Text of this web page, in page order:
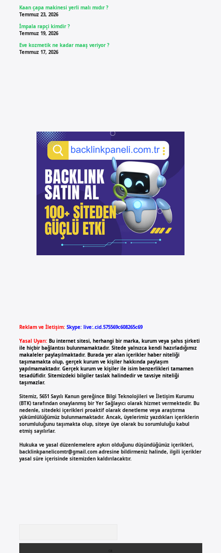
Kaan çapa makinesi yerli malı mıdır ?
Temmuz 23, 2026
İmpala rapçi kimdir ?
Temmuz 19, 2026
Eve kozmetik ne kadar maaş veriyor ?
Temmuz 17, 2026
Reklam ve İletişim: Skype: live:.cid.575569c608265c69
Yasal Uyarı: Bu internet sitesi, herhangi bir marka, kurum veya şahıs şirketi
ile hiçbir bağlantısı bulunmamaktadır. Sitede yalnızca kendi hazırladığımız
makaleler paylaşılmaktadır. Burada yer alan içerikler haber niteliği
taşımamakta olup, gerçek kurum ve kişiler hakkında paylaşım
yapılmamaktadır. Gerçek kurum ve kişiler ile isim benzerlikleri tamamen
tesadüfidir. Sitemizdeki bilgiler taslak halindedir ve tavsiye niteliği
taşımazlar.
Sitemiz, 5651 Sayılı Kanun gereğince Bilgi Teknolojileri ve İletişim Kurumu
(BTK) tarafından onaylanmış bir Yer Sağlayıcı olarak hizmet vermektedir. Bu
nedenle, sitedeki içerikleri proaktif olarak denetleme veya araştırma
yükümlülüğümüz bulunmamaktadır. Ancak, üyelerimiz yazdıkları içeriklerin
sorumluluğunu taşımakta olup, siteye üye olarak bu sorumluluğu kabul
etmiş sayılırlar.
Hukuka ve yasal düzenlemelere aykırı olduğunu düşündüğünüz içerikleri,
backlinkpanelicomtr@gmail.comadresine bildirmeniz halinde, ilgili içerikler
yasal süre içerisinde sitemizden kaldırılacaktır.